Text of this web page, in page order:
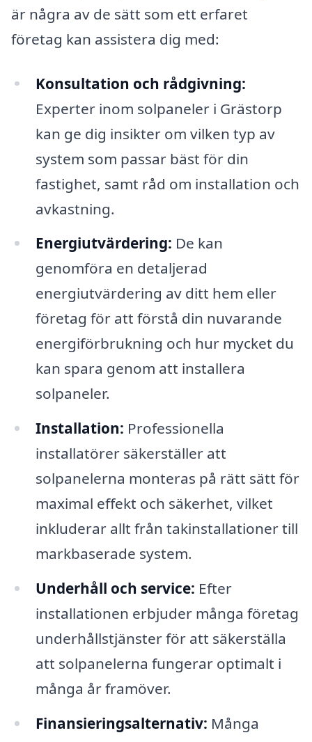
är några av de sätt som ett erfaret
företag kan assistera dig med:
Konsultation och rådgivning:
Experter inom solpaneler i Grästorp
kan ge dig insikter om vilken typ av
system som passar bäst för din
fastighet, samt råd om installation och
avkastning.
Energiutvärdering: De kan
genomföra en detaljerad
energiutvärdering av ditt hem eller
företag för att förstå din nuvarande
energiförbrukning och hur mycket du
kan spara genom att installera
solpaneler.
Installation: Professionella
installatörer säkerställer att
solpanelerna monteras på rätt sätt för
maximal effekt och säkerhet, vilket
inkluderar allt från takinstallationer till
markbaserade system.
Underhåll och service: Efter
installationen erbjuder många företag
underhållstjänster för att säkerställa
att solpanelerna fungerar optimalt i
många år framöver.
Finansieringsalternativ: Många